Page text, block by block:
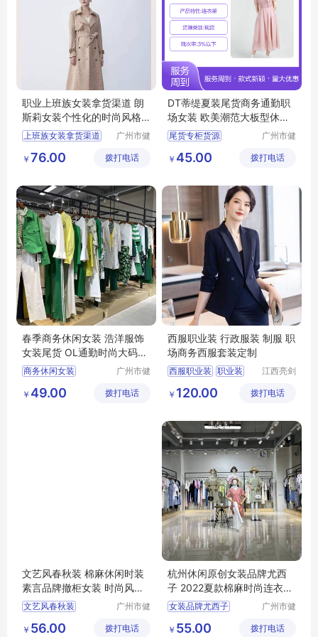
职业上班族女装拿货渠道 朗
斯莉女装个性化的时尚风格
广州服装市场
上班族女装拿货渠道
广州服装市场
广州市健
限公司
￥ 76.00 拨打电话
DT蒂缇夏装尾货商务通勤职
场女装 欧美潮范大板型休闲
风
尾货专柜货源
商务通勤职场女装
广州市健
限公司
￥ 45.00 拨打电话
春季商务休闲女装 浩洋服饰
女装尾货 OL通勤时尚大码女
装货源供应
商务休闲女装
广州市健
限公司
￥ 49.00 拨打电话
西服职业装 行政服装 制服 职
场商务西服套装定制
西服职业装 职业装
江西亮剑
公司
￥ 120.00 拨打电话
文艺风春秋装 棉麻休闲时装
素言品牌撤柜女装 时尚风衣
连衣裙走份
文艺风春秋装
素言品牌撤柜女装
广州市健
限公司
￥ 56.00 拨打电话
杭州休闲原创女装品牌尤西
子 2022夏款棉麻时尚连衣裙
广州尾货库存
女装品牌尤西子
杭州休闲原创
广州市健
限公司
￥ 55.00 拨打电话